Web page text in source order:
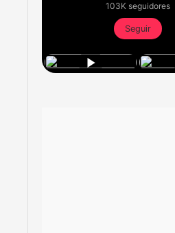
103K seguidores
Seguir